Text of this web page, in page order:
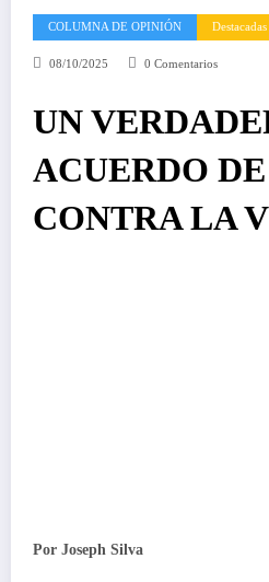
COLUMNA DE OPINIÓN Destacadas
08/10/2025 0 Comentarios
UN
ACUERDO
CONTRA LA
Por Joseph Silva